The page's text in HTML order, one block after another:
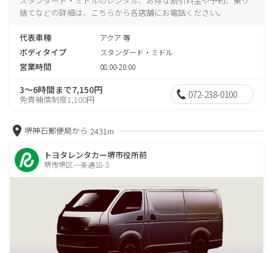
捨てなどの詳細は、こちらから各店舗にお電話ください。
代表車種 アクア 等
ボディタイプ スタンダード・ミドル
営業時間 08:00-20:00
3～6時間まで7,150円
免責補償制度1,100円 072-238-0100
堺神石郵便局から 2431m
トヨタレンタカー堺市役所前
堺市堺区一条通18-3